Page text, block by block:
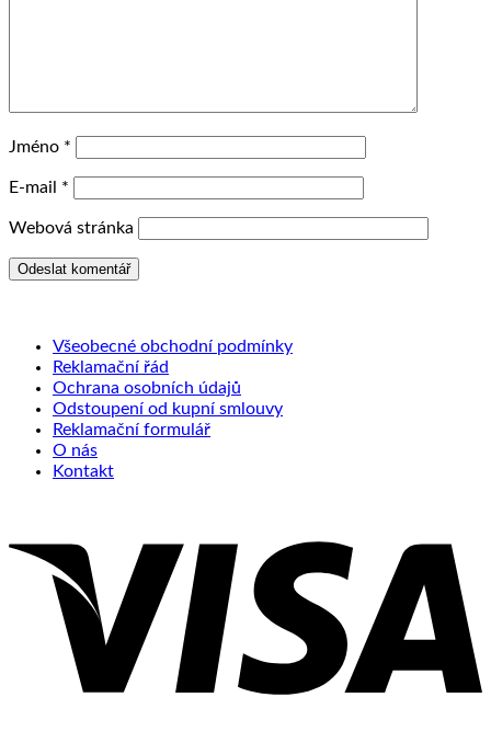
Jméno *
E-mail *
Webová stránka
Všeobecné obchodní podmínky
Reklamační řád
Ochrana osobních údajů
Odstoupení od kupní smlouvy
Reklamační formulář
O nás
Kontakt